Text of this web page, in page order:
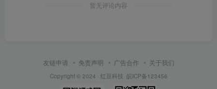
暂无评论内容
友链申请 免责声明 广告合作 关于我们
Copyright © 2024 · 红豆科技 皖ICP备123456